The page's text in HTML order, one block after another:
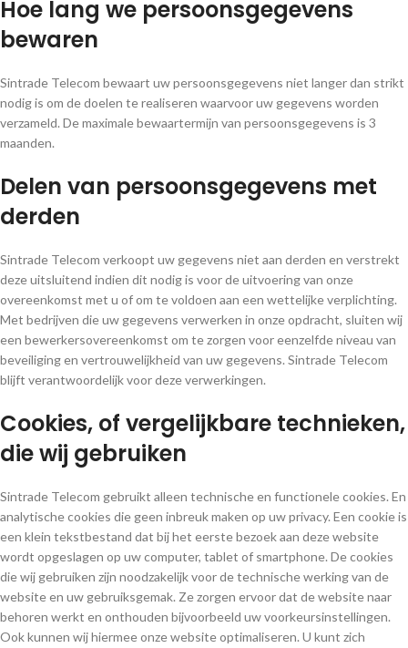
Hoe lang we persoonsgegevens
bewaren
Sintrade Telecom bewaart uw persoonsgegevens niet langer dan strikt
nodig is om de doelen te realiseren waarvoor uw gegevens worden
verzameld. De maximale bewaartermijn van persoonsgegevens is 3
maanden.
Delen van persoonsgegevens met
derden
Sintrade Telecom verkoopt uw gegevens niet aan derden en verstrekt
deze uitsluitend indien dit nodig is voor de uitvoering van onze
overeenkomst met u of om te voldoen aan een wettelijke verplichting.
Met bedrijven die uw gegevens verwerken in onze opdracht, sluiten wij
een bewerkersovereenkomst om te zorgen voor eenzelfde niveau van
beveiliging en vertrouwelijkheid van uw gegevens. Sintrade Telecom
blijft verantwoordelijk voor deze verwerkingen.
Cookies, of vergelijkbare technieken,
die wij gebruiken
Sintrade Telecom gebruikt alleen technische en functionele cookies. En
analytische cookies die geen inbreuk maken op uw privacy. Een cookie is
een klein tekstbestand dat bij het eerste bezoek aan deze website
wordt opgeslagen op uw computer, tablet of smartphone. De cookies
die wij gebruiken zijn noodzakelijk voor de technische werking van de
website en uw gebruiksgemak. Ze zorgen ervoor dat de website naar
behoren werkt en onthouden bijvoorbeeld uw voorkeursinstellingen.
Ook kunnen wij hiermee onze website optimaliseren. U kunt zich